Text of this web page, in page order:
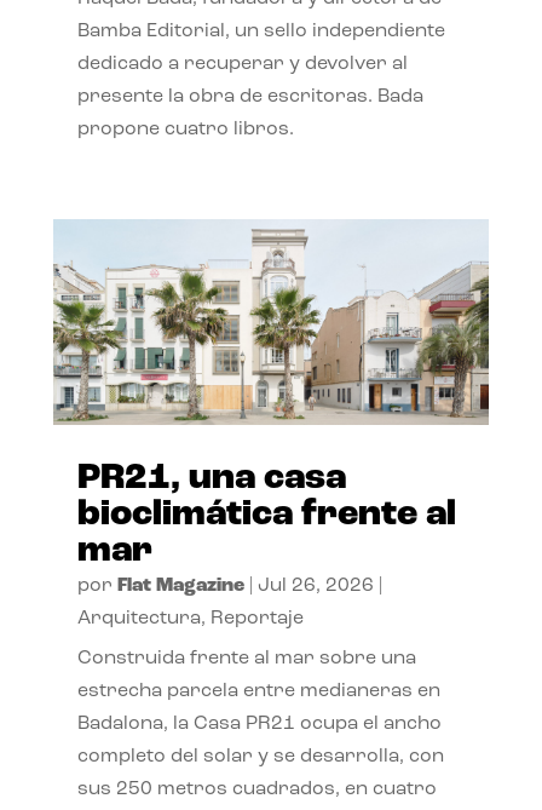
Bamba Editorial, un sello independiente
dedicado a recuperar y devolver al
presente la obra de escritoras. Bada
propone cuatro libros.
PR21, una casa
bioclimática frente al
mar
por Flat Magazine| Jul 26, 2026
Arquitectura, Reportaje
Construida frente al mar sobre una
estrecha parcela entre medianeras en
Badalona, la Casa PR21 ocupa el ancho
completo del solar y se desarrolla, con
sus 250 metros cuadrados, en cuatro